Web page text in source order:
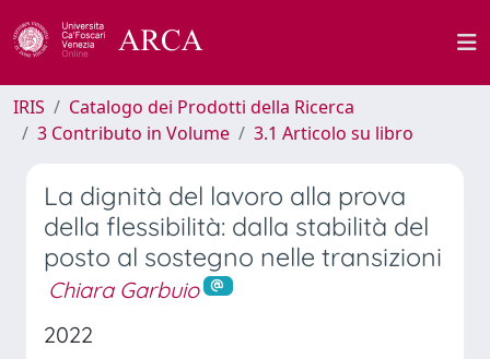
IRIS
Catalogo dei Prodotti della Ricerca
3 Contributo in Volume
3.1 Articolo su libro
La dignità del lavoro alla prova
della flessibilità: dalla stabilità del
posto al sostegno nelle transizioni
Chiara Garbuio
2022